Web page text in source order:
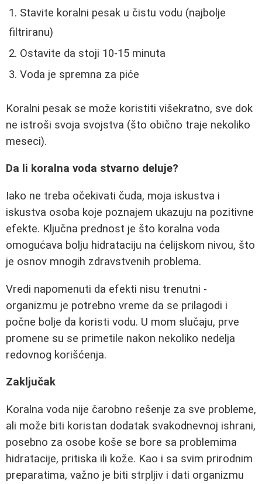
Stavite koralni pesak u čistu vodu (najbolje
filtriranu)
Ostavite da stoji 10-15 minuta
Voda je spremna za piće
Koralni pesak se može koristiti višekratno, sve dok
ne istroši svoja svojstva (što obično traje nekoliko
meseci).
Da li koralna voda stvarno deluje?
Iako ne treba očekivati čuda, moja iskustva i
iskustva osoba koje poznajem ukazuju na pozitivne
efekte. Ključna prednost je što koralna voda
omogućava bolju hidrataciju na ćelijskom nivou, što
je osnov mnogih zdravstvenih problema.
Vredi napomenuti da efekti nisu trenutni -
organizmu je potrebno vreme da se prilagodi i
počne bolje da koristi vodu. U mom slučaju, prve
promene su se primetile nakon nekoliko nedelja
redovnog korišćenja.
Zaključak
Koralna voda nije čarobno rešenje za sve probleme,
ali može biti koristan dodatak svakodnevnoj ishrani,
posebno za osobe koše se bore sa problemima
hidratacije, pritiska ili kože. Kao i sa svim prirodnim
preparatima, važno je biti strpljiv i dati organizmu